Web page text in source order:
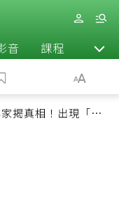
音 課程 退休
揭真相！出現「3情